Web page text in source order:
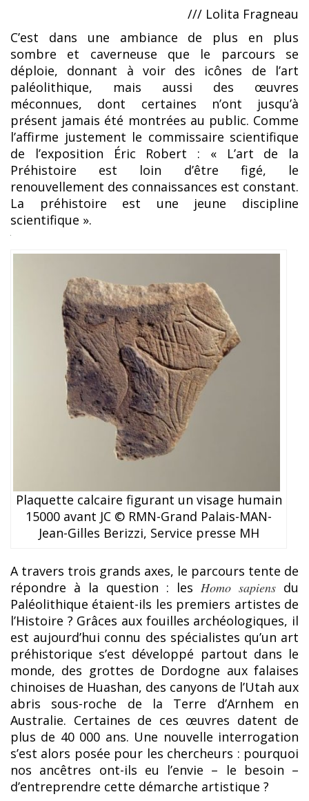
/// Lolita Fragneau
C’est dans une ambiance de plus en plus
sombre et caverneuse que le parcours se
déploie, donnant à voir des icônes de l’art
paléolithique, mais aussi des œuvres
méconnues, dont certaines n’ont jusqu’à
présent jamais été montrées au public. Comme
l’affirme justement le commissaire scientifique
de l’exposition Éric Robert : « L’art de la
Préhistoire est loin d’être figé, le
renouvellement des connaissances est constant.
La préhistoire est une jeune discipline
scientifique ».
Plaquette calcaire figurant un visage humain
15000 avant JC © RMN-Grand Palais-MAN-
Jean-Gilles Berizzi, Service presse MH
A travers trois grands axes, le parcours tente de
répondre à la question : les Homo sapiens du
Paléolithique étaient-ils les premiers artistes de
l’Histoire ? Grâces aux fouilles archéologiques, il
est aujourd’hui connu des spécialistes qu’un art
préhistorique s’est développé partout dans le
monde, des grottes de Dordogne aux falaises
chinoises de Huashan, des canyons de l’Utah aux
abris sous-roche de la Terre d’Arnhem en
Australie. Certaines de ces œuvres datent de
plus de 40 000 ans. Une nouvelle interrogation
s’est alors posée pour les chercheurs : pourquoi
nos ancêtres ont-ils eu l’envie – le besoin –
d’entreprendre cette démarche artistique ?